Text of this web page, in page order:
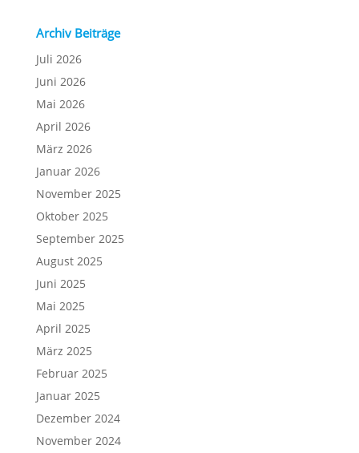
Archiv Beiträge
Juli 2026
Juni 2026
Mai 2026
April 2026
März 2026
Januar 2026
November 2025
Oktober 2025
September 2025
August 2025
Juni 2025
Mai 2025
April 2025
März 2025
Februar 2025
Januar 2025
Dezember 2024
November 2024